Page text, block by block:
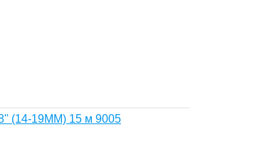
(14-19MM) 15 м 9005